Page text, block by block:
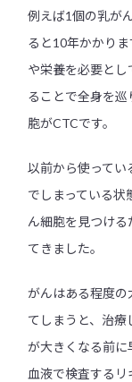
例えば1個の乳が
ると10年かかり
や栄養を必要とし
ることで全身を
胞がCTCです。
以前から使ってい
でしまっている状
ん細胞を見つけ
てきました。
がんはある程度の
てしまうと、治療
が大きくなる前に
血液で検査するリ